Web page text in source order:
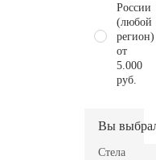
России
(любой
регион)
от
5.000
руб.
Вы
Стела